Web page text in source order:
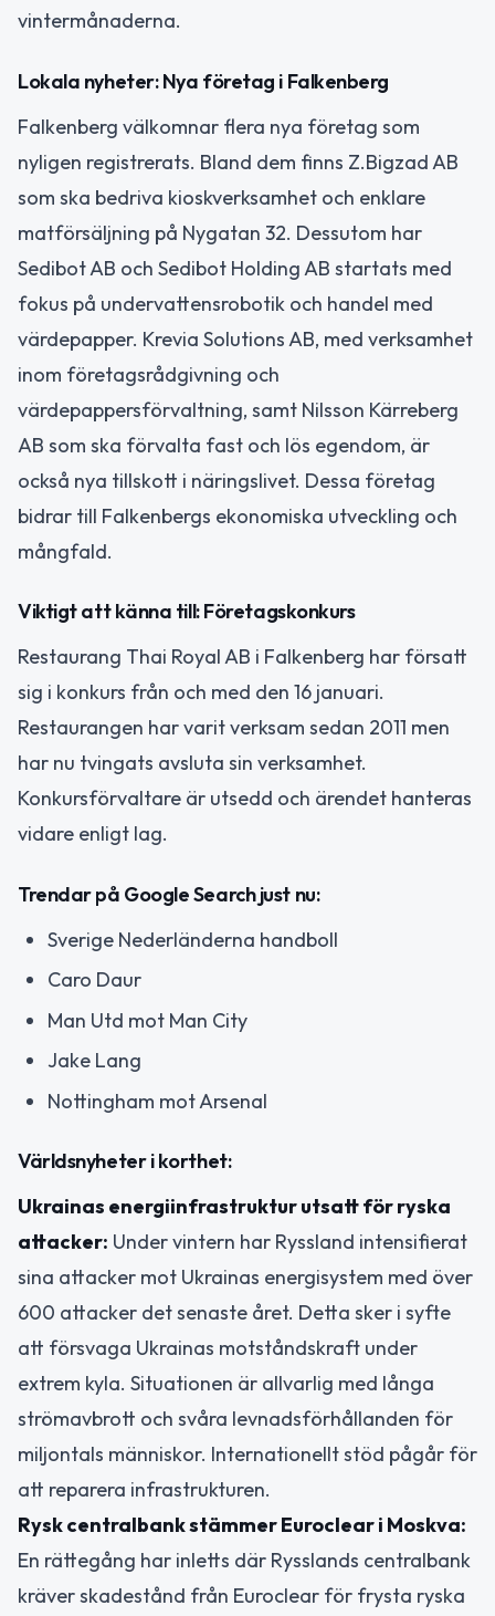
vintermånaderna.
Lokala nyheter: Nya företag i Falkenberg
Falkenberg välkomnar flera nya företag som
nyligen registrerats. Bland dem finns Z.Bigzad AB
som ska bedriva kioskverksamhet och enklare
matförsäljning på Nygatan 32. Dessutom har
Sedibot AB och Sedibot Holding AB startats med
fokus på undervattensrobotik och handel med
värdepapper. Krevia Solutions AB, med verksamhet
inom företagsrådgivning och
värdepappersförvaltning, samt Nilsson Kärreberg
AB som ska förvalta fast och lös egendom, är
också nya tillskott i näringslivet. Dessa företag
bidrar till Falkenbergs ekonomiska utveckling och
mångfald.
Viktigt att känna till: Företagskonkurs
Restaurang Thai Royal AB i Falkenberg har försatt
sig i konkurs från och med den 16 januari.
Restaurangen har varit verksam sedan 2011 men
har nu tvingats avsluta sin verksamhet.
Konkursförvaltare är utsedd och ärendet hanteras
vidare enligt lag.
Trendar på Google Search just nu:
Sverige Nederländerna handboll
Caro Daur
Man Utd mot Man City
Jake Lang
Nottingham mot Arsenal
Världsnyheter i korthet:
Ukrainas energiinfrastruktur utsatt för ryska
attacker: Under vintern har Ryssland intensifierat
sina attacker mot Ukrainas energisystem med över
600 attacker det senaste året. Detta sker i syfte
att försvaga Ukrainas motståndskraft under
extrem kyla. Situationen är allvarlig med långa
strömavbrott och svåra levnadsförhållanden för
miljontals människor. Internationellt stöd pågår för
att reparera infrastrukturen.
Rysk centralbank stämmer Euroclear i Moskva:
En rättegång har inletts där Rysslands centralbank
kräver skadestånd från Euroclear för frysta ryska